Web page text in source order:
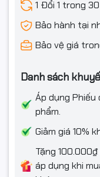
1 Đổi 1 trong
Bảo hành tại
Bảo vệ giá
Danh sách
Áp dụng
phẩm.
Giảm giá 10%
Tặng
áp dụng khi
Bản in xạm nền, mờ,
Xuất hiện sọc dọc,
thiện.
Máy báo lỗi drum/
104A.
📦 Cam kết chất